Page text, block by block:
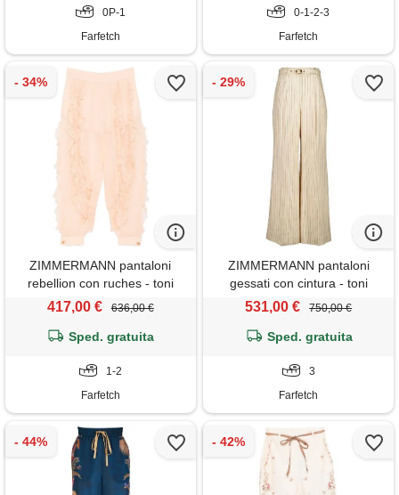
0P-1
Farfetch
0-1-2-3
Farfetch
ZIMMERMANN pantaloni
rebellion con ruches - toni
neutri
417,00 € 636,00 €
Sped. gratuita
1-2
Farfetch
ZIMMERMANN pantaloni
gessati con cintura - toni
neutri
531,00 € 750,00 €
Sped. gratuita
3
Farfetch